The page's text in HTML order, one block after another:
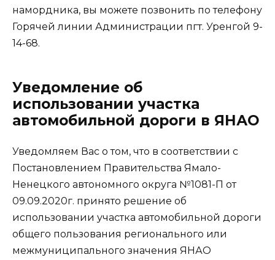
намордника, вы можете позвонить по телефону
Горячей линии Администрации пгт. Уренгой 9-
14-68.
Уведомление об
использовании участка
автомобильной дороги в ЯНАО
Уведомляем Вас о том, что в соответствии с
Постановлением Правительства Ямало-
Ненецкого автономного округа №1081-П от
09.09.2020г. принято решение об
использовании участка автомобильной дороги
общего пользования регионального или
межмуниципального значения ЯНАО